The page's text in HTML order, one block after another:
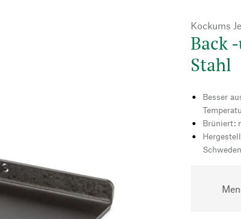
Kockums
Back
Stahl
Besser
Brüniert: